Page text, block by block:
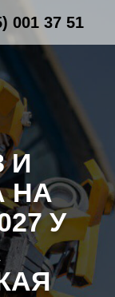
001 37 51
И
НА
У